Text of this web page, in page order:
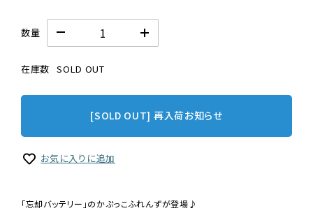
数量
在庫数 SOLD OUT
[SOLD OUT] 再入荷お知らせ
お気に入りに追加
「忘却バッテリー」のかぷっこふれんずが登場♪